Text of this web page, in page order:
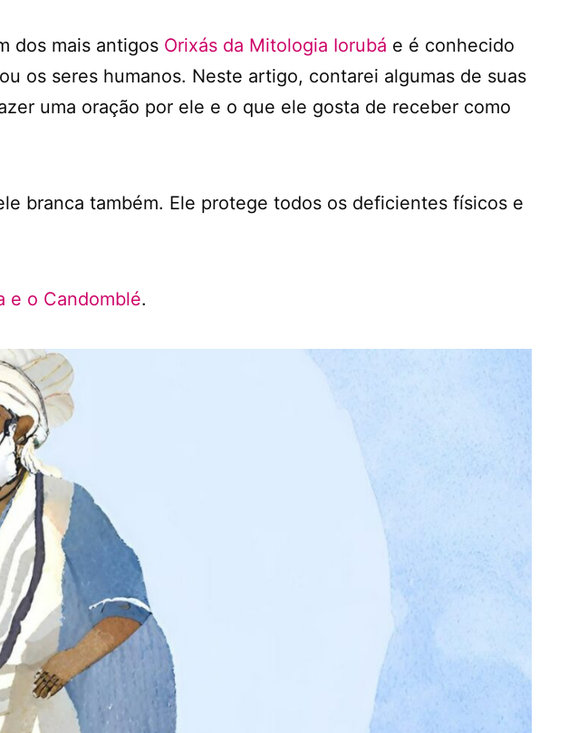
dos mais antigos Orixás da Mitologia Iorubá e é conhecido
os seres humanos. Neste artigo, contarei algumas de suas
uma oração por ele e o que ele gosta de receber como
branca também. Ele protege todos os deficientes físicos e
e o Candomblé.